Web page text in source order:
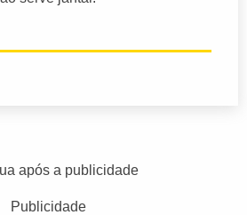
após a publicidade
Publicidade